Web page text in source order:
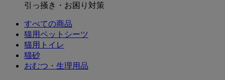
引っ掻き・お困り対策
すべての商品
猫用ペットシーツ
猫用トイレ
猫砂
おむつ・生理用品